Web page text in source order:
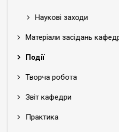
Наукові заходи
Матеріали засідань
Події
Творча робота
Звіт кафедри
Практика